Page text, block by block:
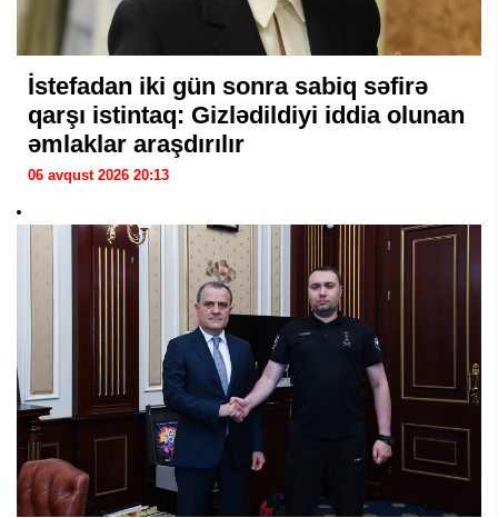
İstefadan iki gün sonra sabiq səfirə
qarşı istintaq: Gizlədildiyi iddia olunan
əmlaklar araşdırılır
06 avqust 2026 20:13